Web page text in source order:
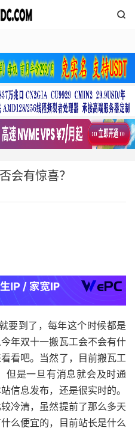

会有惊喜？
要到了，每年这个时候都是
年双十一搬瓦工会不会有什
看吧。当然了，目前搬瓦工
但是一旦有消息就会及时通
信息发布，还是很实时的。
冷清，虽然提前了那么多天
么便宜的，目前站长是什么